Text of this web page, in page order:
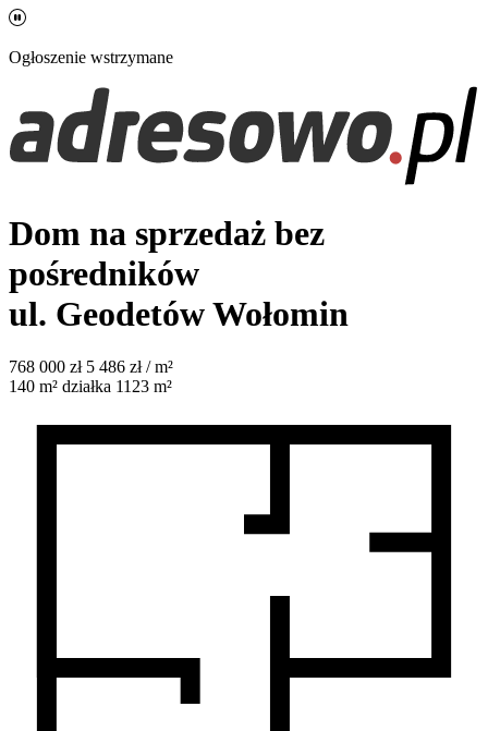
Ogłoszenie wstrzymane
Dom na sprzedaż bez
pośredników
ul. GeodetówWołomin
768 000 zł 5 486 zł / m²
140 m² działka 1123 m²